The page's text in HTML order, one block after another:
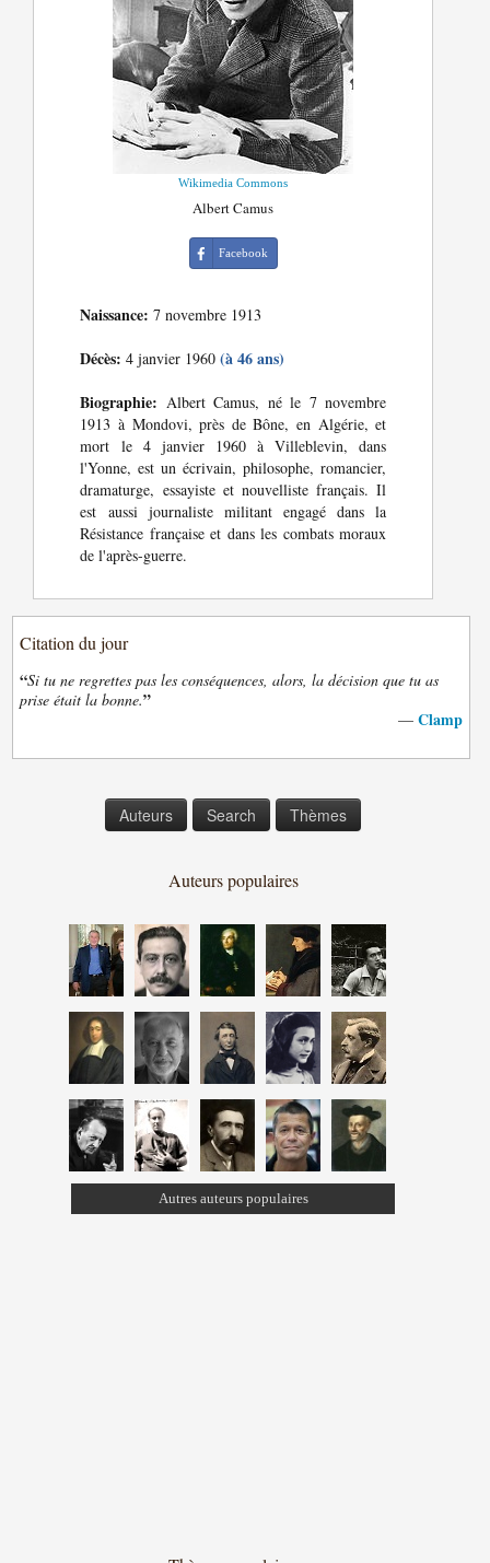
Wikimedia Commons
Albert Camus
Facebook
Naissance: 7 novembre 1913
Décès: 4 janvier 1960(à 46 ans)
Biographie: Albert Camus, né le 7 novembre
1913 à Mondovi, près de Bône, en Algérie, et
mort le 4 janvier 1960 à Villeblevin, dans
l'Yonne, est un écrivain, philosophe, romancier,
dramaturge, essayiste et nouvelliste français. Il
est aussi journaliste militant engagé dans la
Résistance française et dans les combats moraux
de l'après-guerre.
Citation du jour
“Si tu ne regrettes pas les conséquences, alors, la décision que tu as
prise était la bonne.”
— Clamp
Auteurs Search Thèmes
Auteurs populaires
Autres auteurs populaires